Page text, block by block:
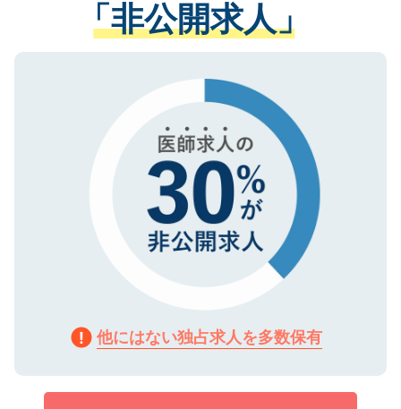
る、プライバシーマークを取得済みです。
で、機密保持に関してもご安心ください。
させていただきます。すぐにご転職をされ
ない方には、長期的なサポートが可能です
ので、まずはご登録ください。
「非公開求人」
他にはない独占求人を多数保有